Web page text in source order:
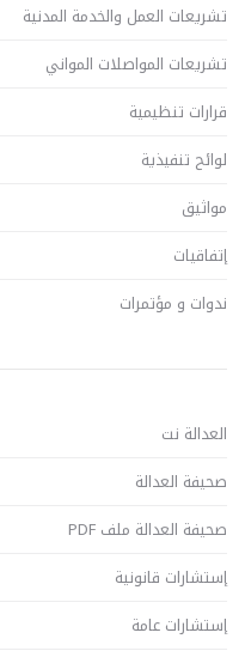
تشريعات العمل والخدمة المدنية
تشريعات المواصلات المواني
قرارات تنظيمية
لوائح تنفيذية
مواثيق
إتفاقيات
ندوات و مؤتمرات
العدالة نت
صحيفة العدالة
صحيفة العدالة ملف PDF
إستشارات قانونية
إستشارات عامة